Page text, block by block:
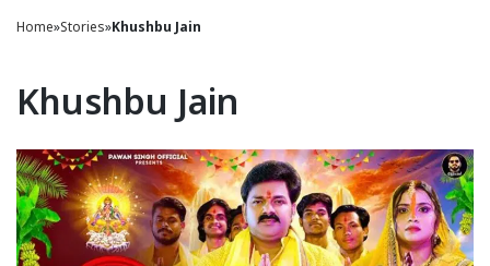
Home»Stories»Khushbu Jain
Khushbu Jain